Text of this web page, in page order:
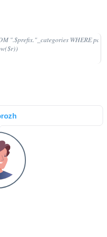
".$prefix."_categories WHERE